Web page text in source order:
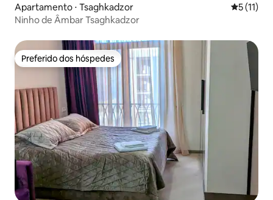
Apartamento ⋅ Tsaghkadzor 5 de uma
5 (11)
Ninho de Âmbar Tsaghkadzor
Preferido dos hóspedes
Preferido dos hóspedes